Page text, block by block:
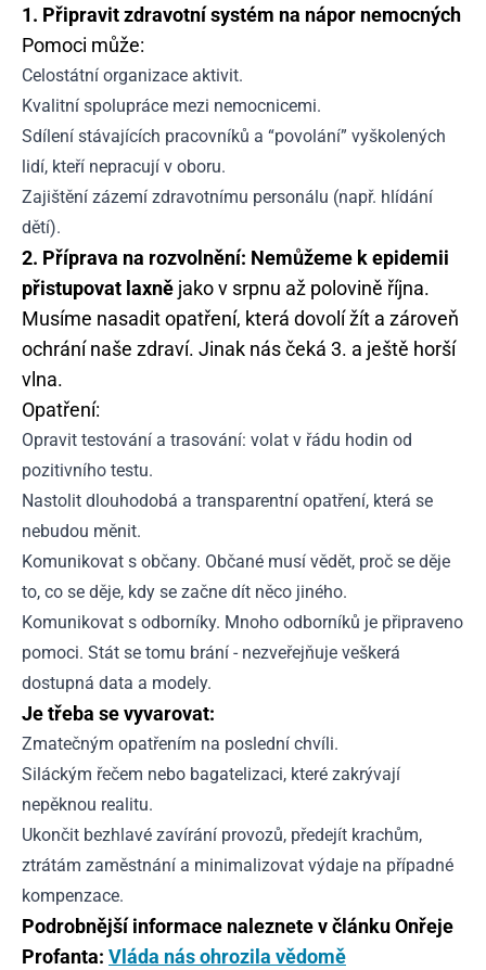
1. Připravit zdravotní systém na nápor nemocných
Pomoci může:
Celostátní organizace aktivit.
Kvalitní spolupráce mezi nemocnicemi.
Sdílení stávajících pracovníků a “povolání” vyškolených
lidí, kteří nepracují v oboru.
Zajištění zázemí zdravotnímu personálu (např. hlídání
dětí).
2. Příprava na rozvolnění: Nemůžeme k epidemii
přistupovat laxně jako v srpnu až polovině října.
Musíme nasadit opatření, která dovolí žít a zároveň
ochrání naše zdraví. Jinak nás čeká 3. a ještě horší
vlna.
Opatření:
Opravit testování a trasování: volat v řádu hodin od
pozitivního testu.
Nastolit dlouhodobá a transparentní opatření, která se
nebudou měnit.
Komunikovat s občany. Občané musí vědět, proč se děje
to, co se děje, kdy se začne dít něco jiného.
Komunikovat s odborníky. Mnoho odborníků je připraveno
pomoci. Stát se tomu brání - nezveřejňuje veškerá
dostupná data a modely.
Je třeba se vyvarovat:
Zmatečným opatřením na poslední chvíli.
Siláckým řečem nebo bagatelizaci, které zakrývají
nepěknou realitu.
Ukončit bezhlavé zavírání provozů, předejít krachům,
ztrátám zaměstnání a minimalizovat výdaje na případné
kompenzace.
Podrobnější informace naleznete v článku Onřeje
Profanta: Vláda nás ohrozila vědomě